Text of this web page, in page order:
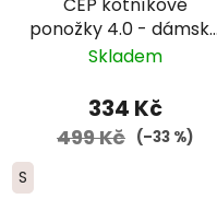
CEP kotníkové
ponožky 4.0 - dámské
- modrá
Skladem
334 Kč
499 Kč (–33 %)
S